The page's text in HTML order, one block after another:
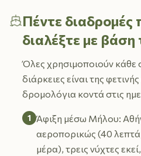
Πέντε διαδρομές
διαλέξτε με βάση
Όλες χρησιμοποιούν κάθε
διάρκειες είναι της
δρομολόγια κοντά στις
1 Άφιξη μέσω Μήλου:
αεροπορικώς (40
μέρα), τρεις νύχτες